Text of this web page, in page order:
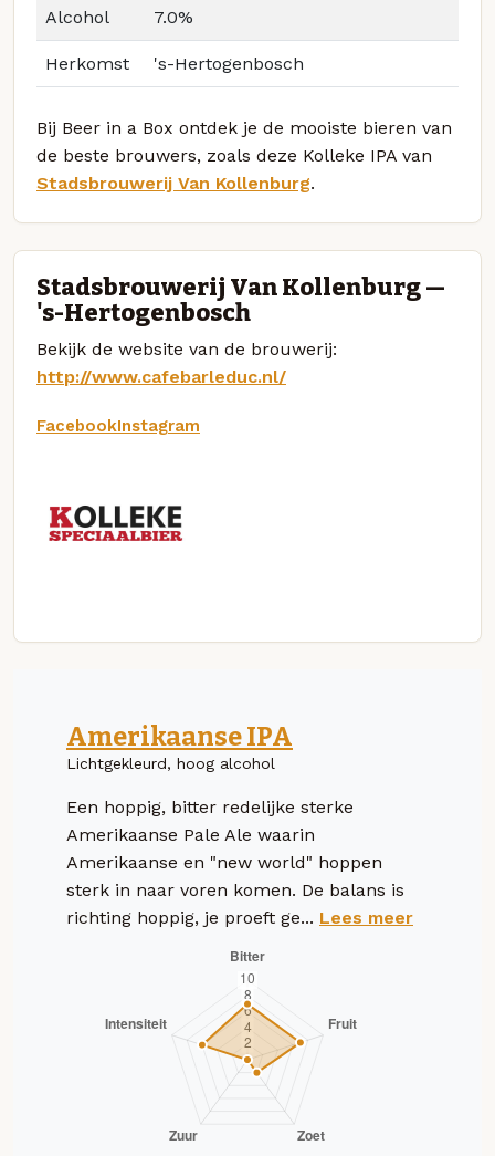
Alcohol 7.0%
Herkomst 's-Hertogenbosch
Bij Beer in a Box ontdek je de mooiste bieren van
de beste brouwers, zoals deze Kolleke IPA van
Stadsbrouwerij Van Kollenburg.
Stadsbrouwerij Van Kollenburg —
's-Hertogenbosch
Bekijk de website van de brouwerij:
http://www.cafebarleduc.nl/
FacebookInstagram
Amerikaanse IPA
Lichtgekleurd, hoog alcohol
Een hoppig, bitter redelijke sterke
Amerikaanse Pale Ale waarin
Amerikaanse en "new world" hoppen
sterk in naar voren komen. De balans is
richting hoppig, je proeft ge... Lees meer